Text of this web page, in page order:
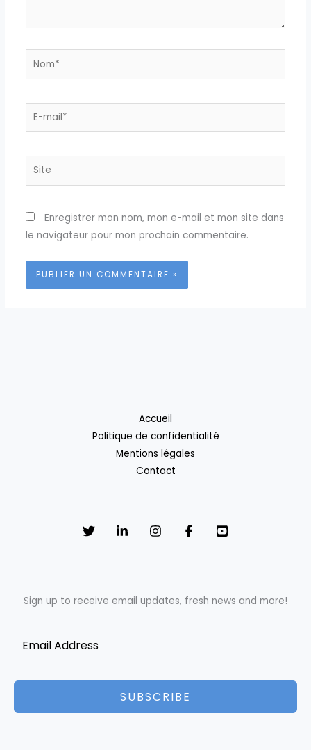
Nom*
E-
Site
Enregistrer mon nom, mon e-mail et mon site dans
le navigateur pour mon prochain commentaire.
Accueil
Politique de confidentialité
Mentions légales
Contact
Sign up to receive email updates, fresh news and more!
SUBSCRIBE